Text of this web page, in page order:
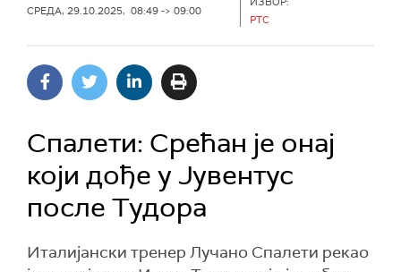
СРЕДА, 29.10.2025, 08:49 -> 09:00
РТС
Спалети: Срећан је онај
који дође у Јувентус
после Тудора
Италијански тренер Лучано Спалети рекао